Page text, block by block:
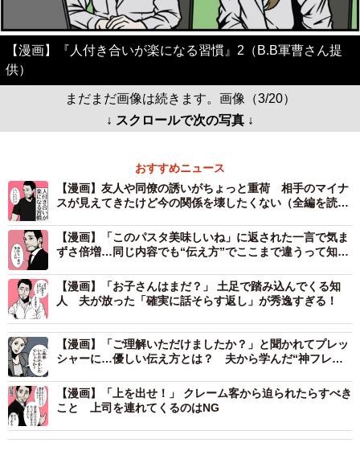
【漫画】『人付き合いが楽になる習慣』2（B.B軍曹さん提
供）
まだまだ画像は続きます。画像（3/20）
↓ スクロールで次の写真 ↓
おすすめニュース
【漫画】友人や同僚の誘いがちょっと重荷 相手のマイナ
スが見えてきたけど今の関係を壊したくない（全編を読
【漫画】「このパスタ美味しいね」に返された一言で気ま
ずさ倍増…同じ内容でも“伝え方”でここまで違うって知っ
【漫画】「お子さんはまだ？」 土足で踏み込んでくる知
人 夫が放った「確実に話そらす返し」が秀逸すぎる！
【漫画】「ご理解いただけましたか？」と聞かれてプレッ
シャーに…優しい伝え方とは？ 夫から学んだ“神フレー
【漫画】「上を出せ！」 クレーム客から迫られたらすべき
こと 上司を連れてくるのはNG